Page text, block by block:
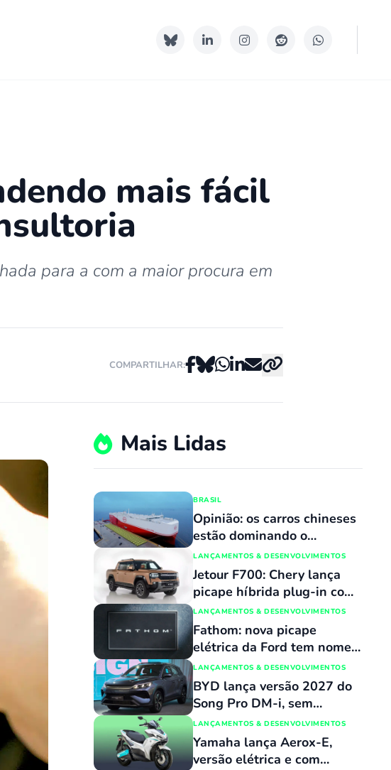
mais fácil
para a com a maior procura em
COMPARTILHAR:
Mais Lidas
BRASIL
Opinião: os carros chineses
estão dominando o
mercado porque
simplesmente não têm
concorrentes
LANÇAMENTOS & DESENVOLVIMENTOS
Jetour F700: Chery lança
picape híbrida plug-in com
capacidade de atravessar
trechos alagados de até 90
cm
LANÇAMENTOS & DESENVOLVIMENTOS
Fathom: nova picape
elétrica da Ford tem nome
revelado e custará o mesmo
que uma Maverick
LANÇAMENTOS & DESENVOLVIMENTOS
BYD lança versão 2027 do
Song Pro DM-i, sem
reajuste de preços, com
várias atualizações e agora
flex
LANÇAMENTOS & DESENVOLVIMENTOS
Yamaha lança Aerox-E,
versão elétrica e com